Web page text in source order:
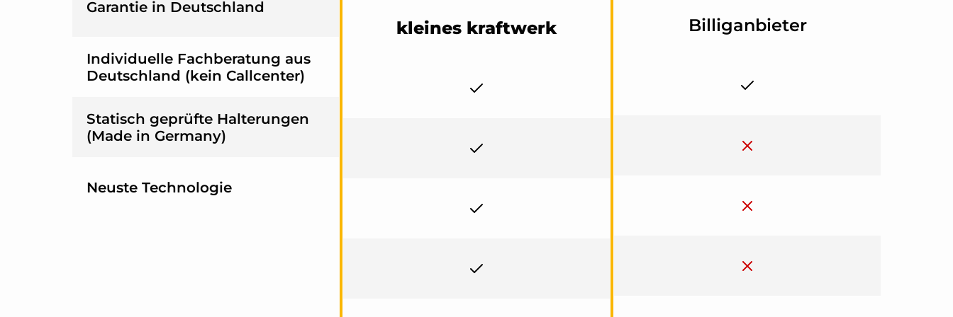
Garantie in Deutschland
Individuelle Fachberatung aus
Deutschland (kein Callcenter)
Statisch geprüfte Halterungen
(Made in Germany)
Neuste Technologie
kleines kraftwerk Billiganbieter